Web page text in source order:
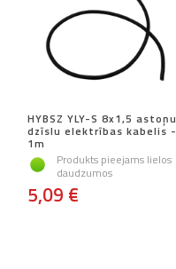
HYBSZ YLY-S 8x1,5 astoņu
dzīslu elektrības kabelis -
1m
Produkts pieejams lielos
daudzumos
5,09 €